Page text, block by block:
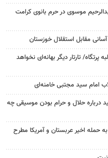
موسوی در حرم بانوی کرامت
آسانی مقابل استقلال خوزستان
تارتار دیگر بهانه‌ای نخواهد
امام سید مجتبی خامنه‌ای
درباره حلال و حرام بودن موسیقی چه
حمله اخیر عربستان و آمریکا مطرح